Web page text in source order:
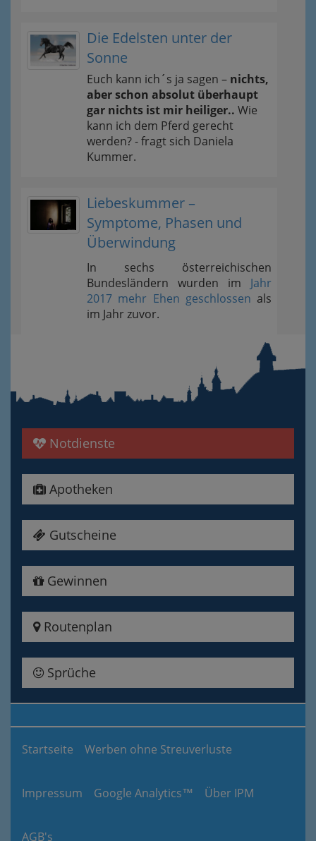
Die Edelsten unter der
Sonne
Euch kann ich´s ja sagen – nichts,
aber schon absolut überhaupt
gar nichts ist mir heiliger.. Wie
kann ich dem Pferd gerecht
werden? - fragt sich Daniela
Kummer.
Liebeskummer –
Symptome, Phasen und
Überwindung
In sechs österreichischen
Bundesländern wurden im Jahr
2017 mehr Ehen geschlossen als
im Jahr zuvor.
Notdienste
Apotheken
Gutscheine
Gewinnen
Routenplan
Sprüche
Startseite Werben ohne Streuverluste
Impressum Google Analytics™ Über IPM
AGB's